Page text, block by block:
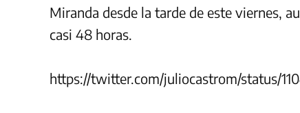
Miranda desde la tarde de este viernes,
casi 48 horas.
https://twitter.com/juliocastrom/status/